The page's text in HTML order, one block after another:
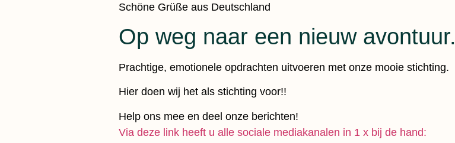
Schöne Grüße aus Deutschland
Op weg naar een nieuw avontuur.
Prachtige, emotionele opdrachten uitvoeren met onze mooie stichting.
Hier doen wij het als stichting voor!!
Help ons mee en deel onze berichten!
Via deze link heeft u alle sociale mediakanalen in 1 x bij de hand: